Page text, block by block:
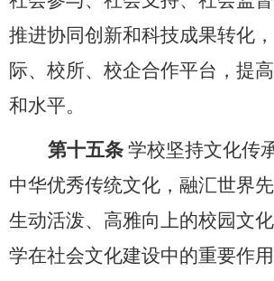
推进协同创新和科技成果转化，
际、校所、校企合作平台，提
和水平。
第十五条 学校坚持文化传
中华优秀传统文化，融汇世界
生动活泼、高雅向上的校园文
学在社会文化建设中的重要作用